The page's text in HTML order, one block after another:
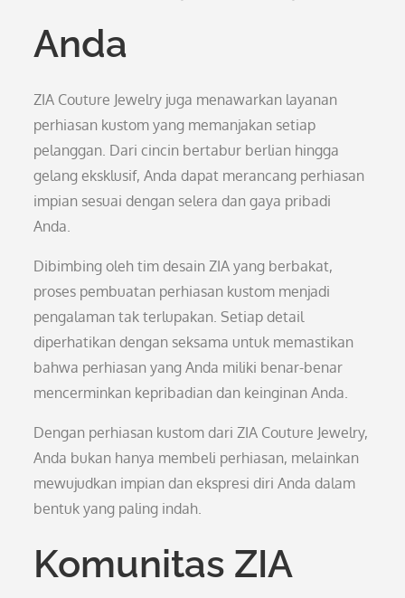
Anda
ZIA Couture Jewelry juga menawarkan layanan
perhiasan kustom yang memanjakan setiap
pelanggan. Dari cincin bertabur berlian hingga
gelang eksklusif, Anda dapat merancang perhiasan
impian sesuai dengan selera dan gaya pribadi
Anda.
Dibimbing oleh tim desain ZIA yang berbakat,
proses pembuatan perhiasan kustom menjadi
pengalaman tak terlupakan. Setiap detail
diperhatikan dengan seksama untuk memastikan
bahwa perhiasan yang Anda miliki benar-benar
mencerminkan kepribadian dan keinginan Anda.
Dengan perhiasan kustom dari ZIA Couture Jewelry,
Anda bukan hanya membeli perhiasan, melainkan
mewujudkan impian dan ekspresi diri Anda dalam
bentuk yang paling indah.
Komunitas ZIA